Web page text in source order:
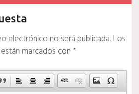
electrónico no será publicada.Los
marcados con*